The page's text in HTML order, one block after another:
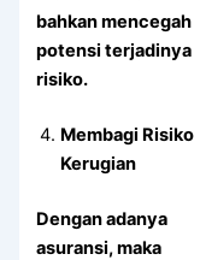
bahkan mencegah
potensi terjadinya
risiko.
Membagi Risiko
Kerugian
Dengan adanya
asuransi, maka